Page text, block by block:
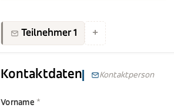
Teilnehmer 1 +
Kontaktdaten Kontaktperson
Vorname *